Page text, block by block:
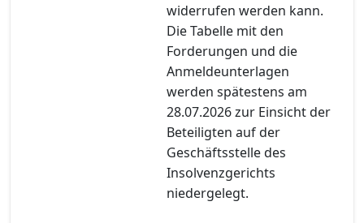
widerrufen werden kann.
Die Tabelle mit den
Forderungen und die
Anmeldeunterlagen
werden spätestens am
28.07.2026 zur Einsicht der
Beteiligten auf der
Geschäftsstelle des
Insolvenzgerichts
niedergelegt.